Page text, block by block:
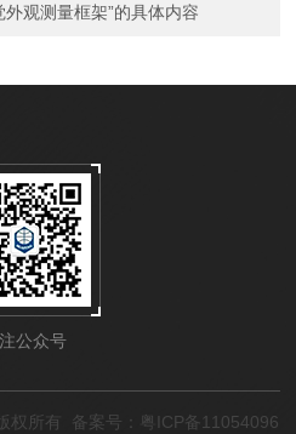
观测量框架”的具体内容
公众号
权所有 备案号：粤ICP备11054096